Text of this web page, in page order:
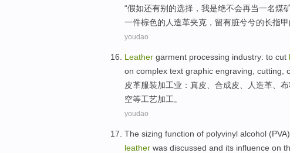
“假如还有别的选择， 我是绝不会再当一名煤
一件棕色的 人造革夹克，留有脏兮兮的长指甲
youdao
Leather garment processing industry: to cut
on complex text graphic engraving cutting
皮革服装加工业 ： 真皮 合成皮 人造革
空等工艺加工。
youdao
The sizing function of polyvinyl alcohol (PVA)
leather was discussed and its influence on